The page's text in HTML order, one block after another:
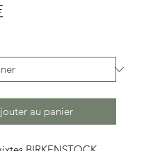
au panier